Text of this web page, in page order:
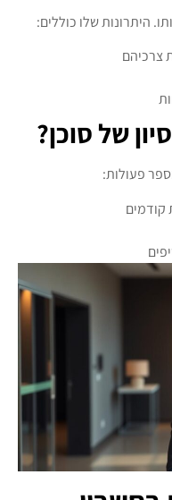
היתרונות שלו כוללים:
צרכיהם
של סוכן?
פעולות:
קודמים